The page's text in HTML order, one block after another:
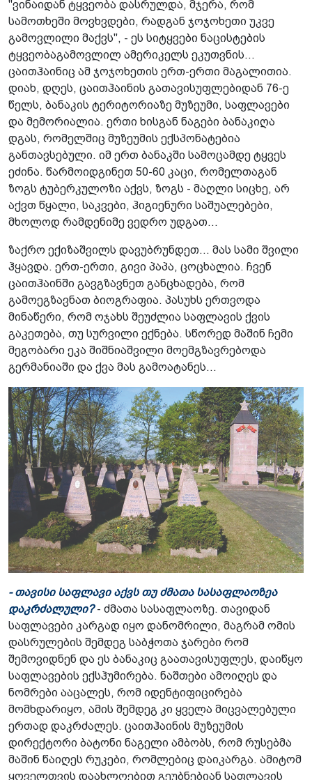
"ვინაიდან ტყვეობა დასრულდა, მჯერა, რომ
სამოთხეში მოვხვდები, რადგან ჯოჯოხეთი უკვე
გამოვლილი მაქვს", - ეს სიტყვები ნაცისტების
ტყვეობაგამოვლილ ამერიკელს ეკუთვნის...
ცაითჰაინიც ამ ჯოჯოხეთის ერთ-ერთი მაგალითია.
დიახ, დღეს, ცაითჰაინის გათავისუფლებიდან 76-ე
წელს, ბანაკის ტერიტორიაზე მუზეუმი, საფლავები
და მემორიალია. ერთი ხისგან ნაგები ბანაკიღა
დგას, რომელშიც მუზეუმის ექსპონატებია
განთავსებული. იმ ერთ ბანაკში სამოცამდე ტყვეს
ეძინა. წარმოიდგინეთ 50-60 კაცი, რომელთაგან
ზოგს ტუბერკულოზი აქვს, ზოგს - მაღლი სიცხე, არ
აქვთ წყალი, საკვები, ჰიგიენური საშუალებები,
მხოლოდ რამდენიმე ვედრო უდგათ...
ზაქრო ექიზაშვილს დავუბრუნდეთ... მას სამი შვილი
ჰყავდა. ერთ-ერთი, გივი პაპა, ცოცხალია. ჩვენ
ცაითჰაინში გავგზავნეთ განცხადება, რომ
გამოეგზავნათ ბიოგრაფია. პასუხს ერთვოდა
მინაწერი, რომ ოჯახს შეუძლია საფლავის ქვის
გაკეთება, თუ სურვილი ექნება. სწორედ მაშინ ჩემი
მეგობარი ეკა შიშნიაშვილი მოემგზავრებოდა
გერმანიაში და ქვა მას გამოატანეს...
- თავისი საფლავი აქვს თუ ძმათა სასაფლაოზეა
დაკრძალული?- ძმათა სასაფლაოზე. თავიდან
საფლავები კარგად იყო დანომრილი, მაგრამ ომის
დასრულების შემდეგ საბჭოთა ჯარები რომ
შემოვიდნენ და ეს ბანაკიც გაათავისუფლეს, დაიწყო
საფლავების ექსჰუმირება. ნაშთები ამოიღეს და
ნომრები ააცალეს, რომ იდენტიფიცირება
მომხდარიყო, ამის შემდეგ კი ყველა მიცვალებული
ერთად დაკრძალეს. ცაითჰაინის მუზეუმის
დირექტორი ბატონი ნაგელი ამბობს, რომ რუსებმა
მაშინ წაიღეს რუკები, რომლებიც დაიკარგა. ამიტომ
ყოველთვის დაახლოებით გეუბნებიან საფლავის